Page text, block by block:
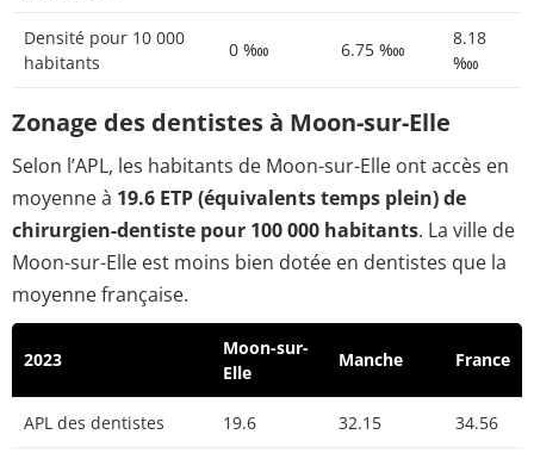
Densité pour 10 000
habitants
0 ‱ 6.75 ‱
8.18
‱
Zonage des dentistes à Moon-sur-Elle
Selon l’APL, les habitants de Moon-sur-Elle ont accès en
moyenne à 19.6 ETP (équivalents temps plein) de
chirurgien-dentiste pour 100 000 habitants. La ville de
Moon-sur-Elle est moins bien dotée en dentistes que la
moyenne française.
2023
Moon-sur-
Elle
Manche France
APL des dentistes 19.6 32.15 34.56